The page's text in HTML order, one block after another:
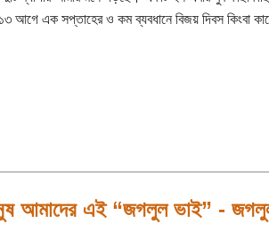
এক সপ্তাহের ও কম ব্যবধানে বিজয় দিবস কিংবা
আমাদের এই “জগলুল ভাই” -